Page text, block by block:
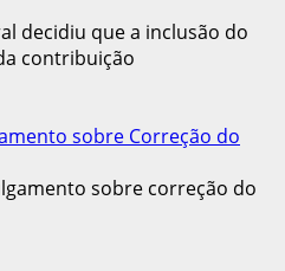
decidiu que a inclusão do
contribuição
sobre Correção do